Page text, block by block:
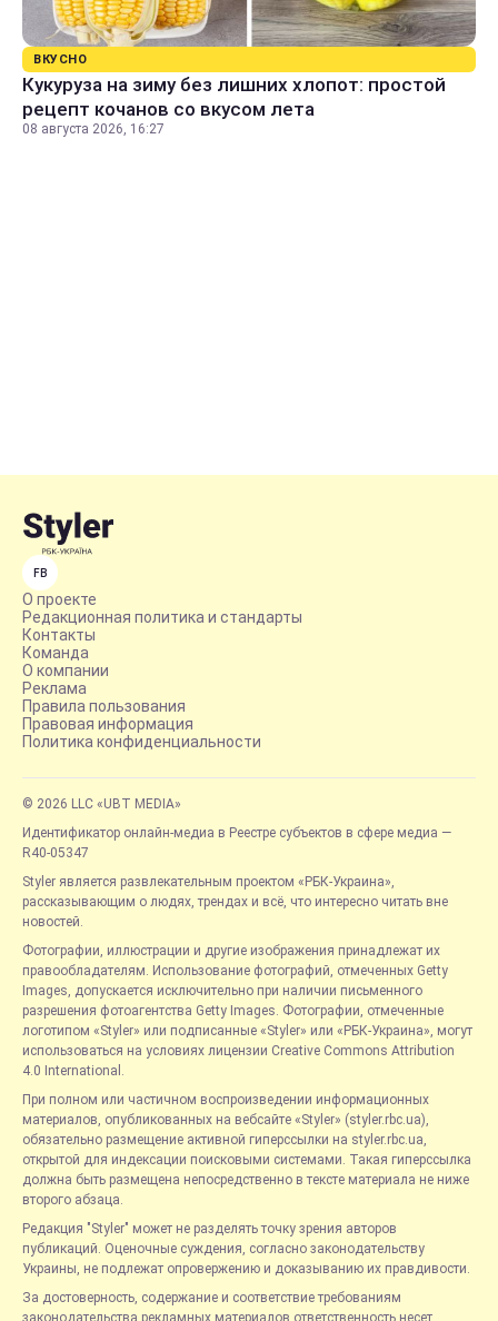
ВКУСНО
Кукуруза на зиму без лишних хлопот: простой
рецепт кочанов со вкусом лета
08 августа 2026, 16:27
FB
О проекте
Редакционная политика и стандарты
Контакты
Команда
О компании
Реклама
Правила пользования
Правовая информация
Политика конфиденциальности
© 2026 LLC «UBT MEDIA»
Идентификатор онлайн-медиа в Реестре субъектов в сфере медиа —
R40-05347
Styler является развлекательным проектом «РБК-Украина»,
рассказывающим о людях, трендах и всё, что интересно читать вне
новостей.
Фотографии, иллюстрации и другие изображения принадлежат их
правообладателям. Использование фотографий, отмеченных Getty
Images, допускается исключительно при наличии письменного
разрешения фотоагентства Getty Images. Фотографии, отмеченные
логотипом «Styler» или подписанные «Styler» или «РБК-Украина», могут
использоваться на условиях лицензии Creative Commons Attribution
4.0 International.
При полном или частичном воспроизведении информационных
материалов, опубликованных на вебсайте «Styler» (styler.rbc.ua),
обязательно размещение активной гиперссылки на styler.rbc.ua,
открытой для индексации поисковыми системами. Такая гиперссылка
должна быть размещена непосредственно в тексте материала не ниже
второго абзаца.
Редакция "Styler" может не разделять точку зрения авторов
публикаций. Оценочные суждения, согласно законодательству
Украины, не подлежат опровержению и доказыванию их правдивости.
За достоверность, содержание и соответствие требованиям